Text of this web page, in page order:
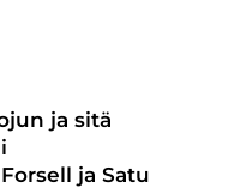
ja sitä
ja Satu